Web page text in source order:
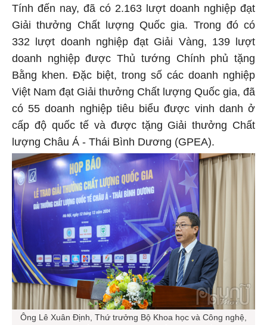
Tính đến nay, đã có 2.163 lượt doanh nghiệp đạt
Giải thưởng Chất lượng Quốc gia. Trong đó có
332 lượt doanh nghiệp đạt Giải Vàng, 139 lượt
doanh nghiệp được Thủ tướng Chính phủ tặng
Bằng khen. Đặc biệt, trong số các doanh nghiệp
Việt Nam đạt Giải thưởng Chất lượng Quốc gia, đã
có 55 doanh nghiệp tiêu biểu được vinh danh ở
cấp độ quốc tế và được tặng Giải thưởng Chất
lượng Châu Á - Thái Bình Dương (GPEA).
Ông Lê Xuân Định, Thứ trưởng Bộ Khoa học và Công nghệ,